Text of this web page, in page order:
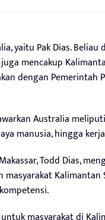
yaitu Pak Dias. Beliau
mencakup
dengan Pemerintah
Australia
manusia, hingga
Todd Dias,
Kalimantan